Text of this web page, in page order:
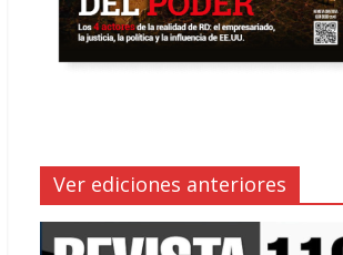
Ver ediciones anteriores